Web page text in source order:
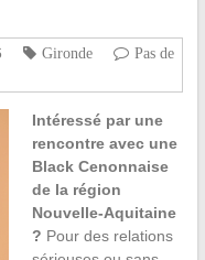
Gironde
Pas de
Intéressé par une
rencontre avec une
Black Cenonnaise
de la région
Nouvelle-Aquitaine
? Pour des relations